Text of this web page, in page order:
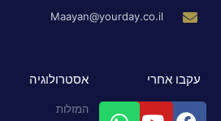
Maayan@yourday.co.il
עקבו אחרי אסטרולוגיה
המזלות